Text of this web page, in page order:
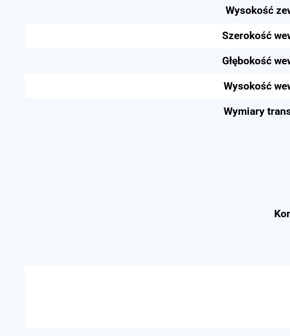
Wysokość
Szerokość
Głębokość
Wysokość
Wymiary